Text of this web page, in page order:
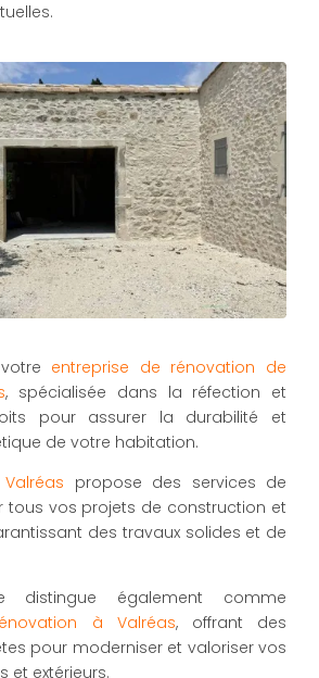
entreprise de rénovation de
, spécialisée dans la réfection et
pour assurer la durabilité et
de votre habitation.
propose des services de
tous vos projets de construction et
des travaux solides et de
distingue également comme
à Valréas, offrant des
pour moderniser et valoriser vos
et extérieurs.